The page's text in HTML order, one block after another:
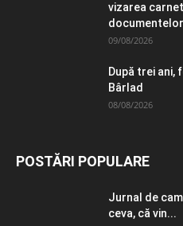
vizarea
09/08/2026
După trei
Bârlad
08/08/2026
POSTĂRI POPULARE
Jurnal de
ceva, că vin...